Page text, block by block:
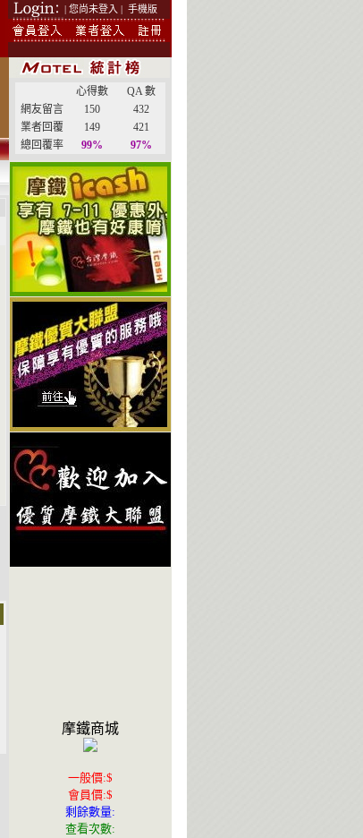
| 您尚未登入 | 手機版
心得數
QA 數
網友留言
150
432
業者回覆
149
421
總回覆率
99% 97%
摩鐵商城
一般價:$
會員價:$
剩餘數量:
查看次數: